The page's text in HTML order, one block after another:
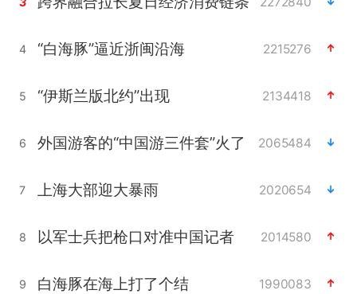
4 “白海豚”逼近浙闽沿海 2215276
5 “伊斯兰版北约”出现 2134418
6 外国游客的“中国游三件套”火了 2065484
7 上海大部迎大暴雨 2020654
8 以军士兵把枪口对准中国记者 2014580
9 白海豚在海上打了个结 1990083